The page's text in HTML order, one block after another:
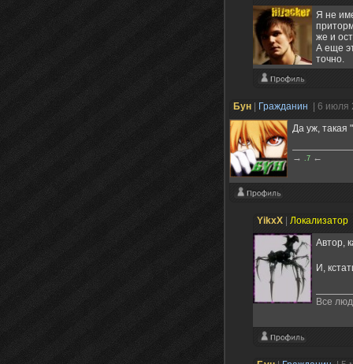
Я не
же и
А еще
точно.
Бун Гражданин
| 6
Да уж, такая
→ .7 ←
YikxX Локализатор
Автор,
И,
Все